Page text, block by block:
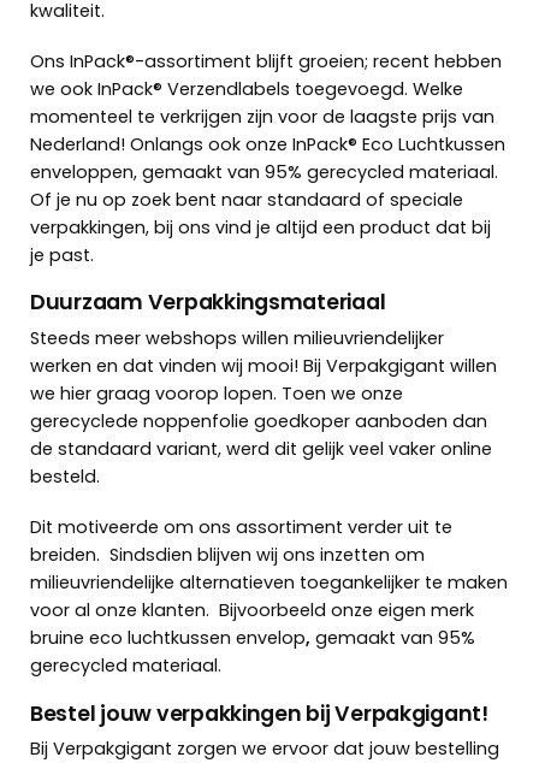
kwaliteit.
Ons InPack®-assortiment blijft groeien; recent hebben
we ook InPack® Verzendlabels toegevoegd. Welke
momenteel te verkrijgen zijn voor de laagste prijs van
Nederland! Onlangs ook onze InPack® Eco Luchtkussen
enveloppen, gemaakt van 95% gerecycled materiaal.
Of je nu op zoek bent naar standaard of speciale
verpakkingen, bij ons vind je altijd een product dat bij
je past.
Duurzaam Verpakkingsmateriaal
Steeds meer webshops willen milieuvriendelijker
werken en dat vinden wij mooi! Bij Verpakgigant willen
we hier graag voorop lopen. Toen we onze
gerecyclede noppenfolie goedkoper aanboden dan
de standaard variant, werd dit gelijk veel vaker online
besteld.
Dit motiveerde om ons assortiment verder uit te
breiden. Sindsdien blijven wij ons inzetten om
milieuvriendelijke alternatieven toegankelijker te maken
voor al onze klanten. Bijvoorbeeld onze eigen merk
bruine eco luchtkussen envelop, gemaakt van 95%
gerecycled materiaal.
Bestel jouw verpakkingen bij Verpakgigant!
Bij Verpakgigant zorgen we ervoor dat jouw bestelling